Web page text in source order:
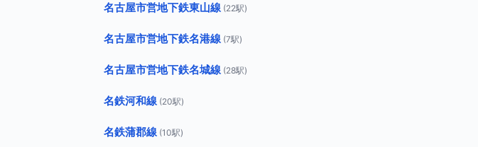
名古屋市営地下鉄東山線 (22駅)
名古屋市営地下鉄名港線 (7駅)
名古屋市営地下鉄名城線 (28駅)
名鉄河和線 (20駅)
名鉄蒲郡線 (10駅)